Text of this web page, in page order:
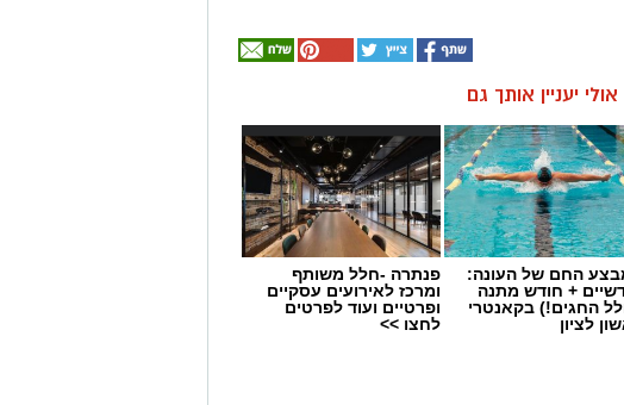
אולי יעניין אותך גם
החם של העונה:
+ חודש מתנה
החגים!) בקאנטרי
לציון
פנתרה -חלל משותף
ומרכז לאירועים עסקיים
ופרטיים ועוד לפרטים
לחצו >>